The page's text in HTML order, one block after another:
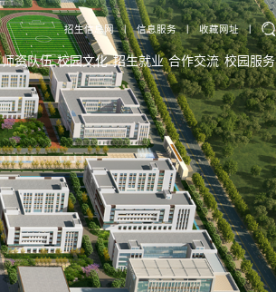
招生信息网 丨 信息服务 丨 收藏网址 丨
师资队伍 校园文化 招生就业 合作交流 校园服务